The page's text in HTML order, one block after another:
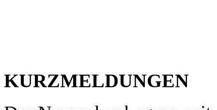
KURZMELDUNGEN